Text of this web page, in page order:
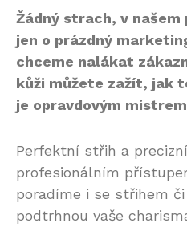
Žádný strach, v našem
jen o prázdný
chceme nalákat
kůži můžete zažít, jak
je opravdovým
Perfektní střih a
profesionálním
poradíme i se střihem
podtrhnou vaše